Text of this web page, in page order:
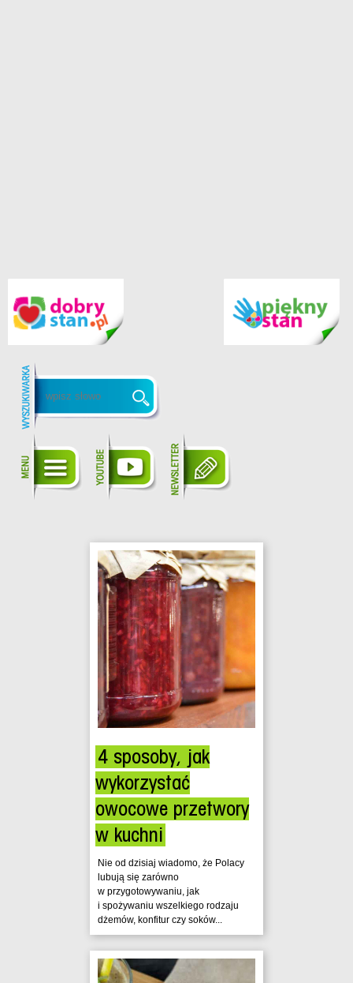
4 sposoby, jak
wykorzystać
owocowe przetwory
w kuchni
Nie od dzisiaj wiadomo, że Polacy
lubują się zarówno
w przygotowywaniu, jak
i spożywaniu wszelkiego rodzaju
dżemów, konfitur czy soków...